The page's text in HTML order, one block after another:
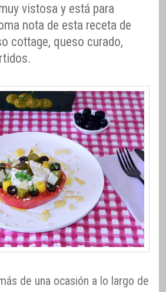
vistosa y está para
nota de esta receta de
cottage, queso curado,
de una ocasión a lo largo de